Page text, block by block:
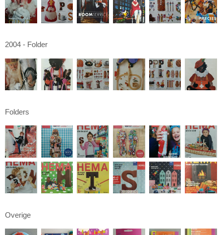
2004 - Folder
Folders
Overige